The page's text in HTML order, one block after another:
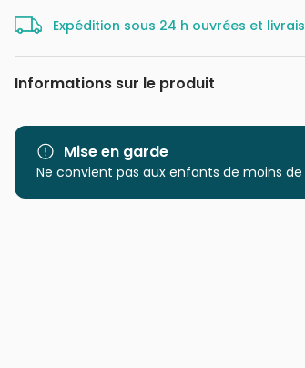
Expédition sous 24 h ouvrées et
Informations sur le produit
Catégorie
Age
Mise en garde
Ne convient pas aux enfants de moins